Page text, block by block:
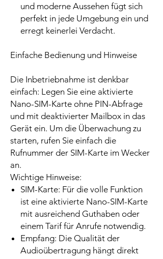
und moderne Aussehen fügt sich
perfekt in jede Umgebung ein und
erregt keinerlei Verdacht.
Einfache Bedienung und Hinweise
Die Inbetriebnahme ist denkbar
einfach: Legen Sie eine aktivierte
Nano-SIM-Karte ohne PIN-Abfrage
und mit deaktivierter Mailbox in das
Gerät ein. Um die Überwachung zu
starten, rufen Sie einfach die
Rufnummer der SIM-Karte im Wecker
an.
Wichtige Hinweise:
SIM-Karte: Für die volle Funktion
ist eine aktivierte Nano-SIM-Karte
mit ausreichend Guthaben oder
einem Tarif für Anrufe notwendig.
Empfang: Die Qualität der
Audioübertragung hängt direkt